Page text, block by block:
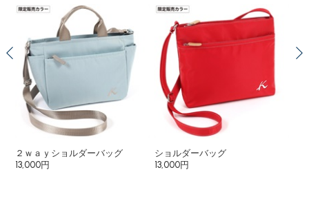
２ｗａｙショルダーバッグ
13,000円
ショルダーバッグ
13,000円